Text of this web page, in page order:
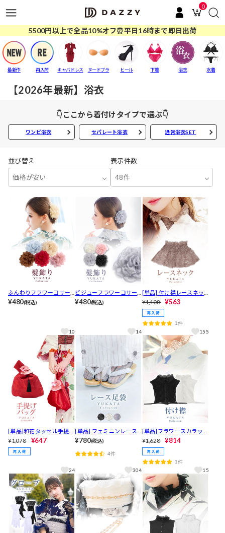
0
5500円以上で全品10%オフ⏰平日16時まで即日出荷
最新作 再入荷 キャバドレス ヌードブラ ヒール 下着 浴衣 水着
【2026年最新】浴衣
👇ここから着付けタイプで選ぶ👇
ワンピ浴衣 セパレート浴衣 通常浴衣SET
並び替え
価格が安い
表示件数
48件
ふんわりフラワーコサー
ジュ髪飾り【2026年新作/
¥480(税込)
10
ビジューフラワーコサー
ジュ髪飾り【2026年新作/
¥480(税込)
14
[単品] 付け襟レースネッ
ク【YUKATA by dazzy 20
25】
¥1,408 ¥563
1件
155
[単品]和花タッセル手提げ
バッグ【2025年新作/YUK
ATA by dazzy】
¥1,078 ¥647
24
[単品] フェミニンレース
足袋【YUKATA by dazzy 2
¥780(税込)
4件
304
[単品]フラワースカラップ
レース付け襟【2025年新
作/YUKATA by dazzy】
¥1,628 ¥814
1件
15